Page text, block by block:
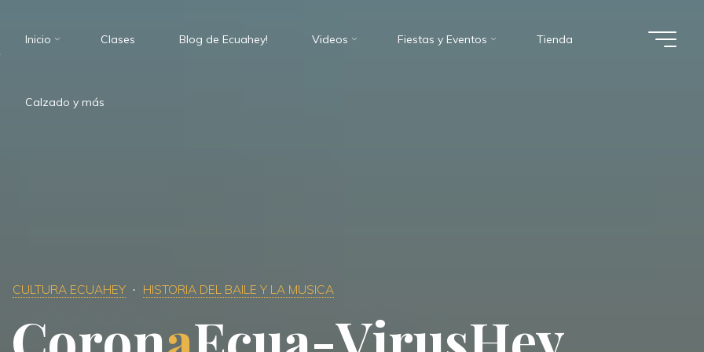
Inicio Clases Blog de Ecuahey! Videos Fiestas y Eventos Tienda
Calzado y más
CULTURA ECUAHEY HISTORIA DEL BAILE Y LA MUSICA